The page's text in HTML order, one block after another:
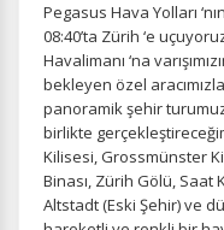
Pegasus Hava Yolları
08:40’ta Zürih ‘e
Havalimanı ‘na
bekleyen özel
panoramik şehir
birlikte
Kilisesi, Grossmünster
Binası, Zürih Gölü, Saat
Altstadt (Eski Şehir) ve